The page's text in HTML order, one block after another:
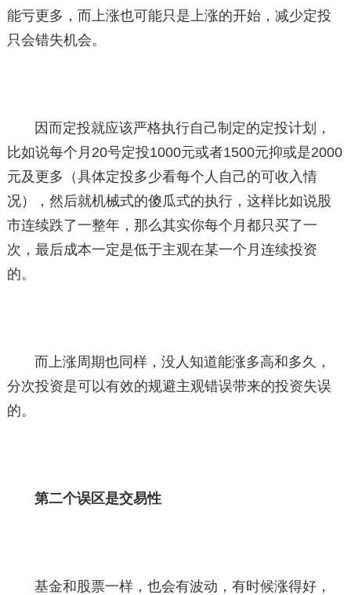
能亏更多，而上涨也可能只是上涨的开始，减少定投
只会错失机会。
因而定投就应该严格执行自己制定的定投计划，
比如说每个月20号定投1000元或者1500元抑或是2000
元及更多（具体定投多少看每个人自己的可收入情
况），然后就机械式的傻瓜式的执行，这样比如说股
市连续跌了一整年，那么其实你每个月都只买了一
次，最后成本一定是低于主观在某一个月连续投资
的。
而上涨周期也同样，没人知道能涨多高和多久，
分次投资是可以有效的规避主观错误带来的投资失误
的。
第二个误区是交易性
基金和股票一样，也会有波动，有时候涨得好，